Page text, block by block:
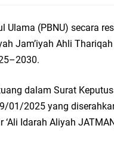
Ulama (PBNU) secara
Jam’iyah Ahli
dalam Surat
01/2025 yang
Idarah Aliyah